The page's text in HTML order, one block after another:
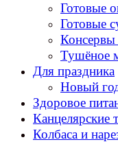
Готовые
Готовые
Тушёное
Для праздника
Новый
Здоровое
Канцелярские
Колбаса и